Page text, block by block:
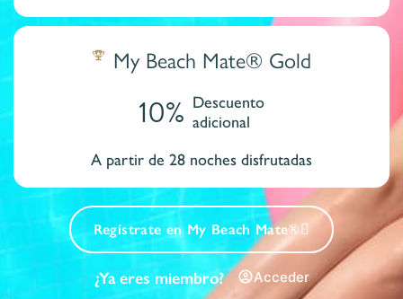
My Beach Mate® Gold
10% Descuento
adicional
A partir de 28 noches disfrutadas
Regístrate en My Beach Mate®
¿Ya eres miembro? Acceder